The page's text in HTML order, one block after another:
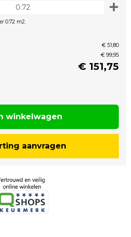
0.72 m2.
€ 51,80
€ 99,95
€ 151,75
winkelwagen
aanvragen